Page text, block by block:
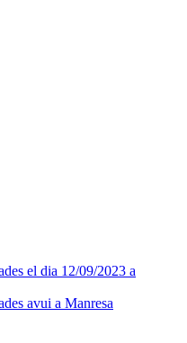
el dia 12/09/2023 a
avui a Manresa